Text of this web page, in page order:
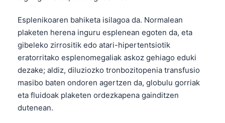
Esplenikoaren bahiketa isilagoa da. Normalean
plaketen herena inguru esplenean egoten da, eta
gibeleko zirrositik edo atari-hipertentsiotik
eratorritako esplenomegaliak askoz gehiago eduki
dezake; aldiz, diluziozko tronbozitopenia transfusio
masibo baten ondoren agertzen da, globulu gorriak
eta fluidoak plaketen ordezkapena gainditzen
dutenean.